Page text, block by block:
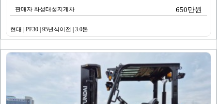
판매자 화성태성지게차 650만원
현대 | PF30 | 95년식이전 | 3.0톤